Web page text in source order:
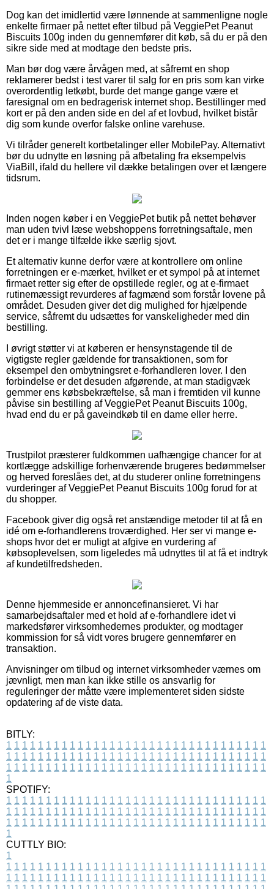
Dog kan det imidlertid være lønnende at sammenligne nogle
enkelte firmaer på nettet efter tilbud på VeggiePet Peanut
Biscuits 100g inden du gennemfører dit køb, så du er på den
sikre side med at modtage den bedste pris.
Man bør dog være årvågen med, at såfremt en shop
reklamerer bedst i test varer til salg for en pris som kan virke
overordentlig letkøbt, burde det mange gange være et
faresignal om en bedragerisk internet shop. Bestillinger med
kort er på den anden side en del af et lovbud, hvilket bistår
dig som kunde overfor falske online varehuse.
Vi tilråder generelt kortbetalinger eller MobilePay. Alternativt
bør du udnytte en løsning på afbetaling fra eksempelvis
ViaBill, ifald du hellere vil dække betalingen over et længere
tidsrum.
Inden nogen køber i en VeggiePet butik på nettet behøver
man uden tvivl læse webshoppens forretningsaftale, men
det er i mange tilfælde ikke særlig sjovt.
Et alternativ kunne derfor være at kontrollere om online
forretningen er e-mærket, hvilket er et sympol på at internet
firmaet retter sig efter de opstillede regler, og at e-firmaet
rutinemæssigt revurderes af fagmænd som forstår lovene på
området. Desuden giver det dig mulighed for hjælpende
service, såfremt du udsættes for vanskeligheder med din
bestilling.
I øvrigt støtter vi at køberen er hensynstagende til de
vigtigste regler gældende for transaktionen, som for
eksempel den ombytningsret e-forhandleren lover. I den
forbindelse er det desuden afgørende, at man stadigvæk
gemmer ens købsbekræftelse, så man i fremtiden vil kunne
påvise sin bestilling af VeggiePet Peanut Biscuits 100g,
hvad end du er på gaveindkøb til en dame eller herre.
Trustpilot præsterer fuldkommen uafhængige chancer for at
kortlægge adskillige forhenværende brugeres bedømmelser
og herved foreslåes det, at du studerer online forretningens
vurderinger af VeggiePet Peanut Biscuits 100g forud for at
du shopper.
Facebook giver dig også ret anstændige metoder til at få en
idé om e-forhandlerens troværdighed. Her ser vi mange e-
shops hvor det er muligt at afgive en vurdering af
købsoplevelsen, som ligeledes må udnyttes til at få et indtryk
af kundetilfredsheden.
Denne hjemmeside er annoncefinansieret. Vi har
samarbejdsaftaler med et hold af e-forhandlere idet vi
markedsfører virksomhedernes produkter, og modtager
kommission for så vidt vores brugere gennemfører en
transaktion.
Anvisninger om tilbud og internet virksomheder værnes om
jævnligt, men man kan ikke stille os ansvarlig for
reguleringer der måtte være implementeret siden sidste
opdatering af de viste data.
BITLY:
1 1 1 1 1 1 1 1 1 1 1 1 1 1 1 1 1 1 1 1 1 1 1 1 1 1 1 1 1 1 1 1 1
1 1 1 1 1 1 1 1 1 1 1 1 1 1 1 1 1 1 1 1 1 1 1 1 1 1 1 1 1 1 1 1 1
1 1 1 1 1 1 1 1 1 1 1 1 1 1 1 1 1 1 1 1 1 1 1 1 1 1 1 1 1 1 1 1 1
1
SPOTIFY:
1 1 1 1 1 1 1 1 1 1 1 1 1 1 1 1 1 1 1 1 1 1 1 1 1 1 1 1 1 1 1 1 1
1 1 1 1 1 1 1 1 1 1 1 1 1 1 1 1 1 1 1 1 1 1 1 1 1 1 1 1 1 1 1 1 1
1 1 1 1 1 1 1 1 1 1 1 1 1 1 1 1 1 1 1 1 1 1 1 1 1 1 1 1 1 1 1 1 1
1
CUTTLY BIO:
1
1 1 1 1 1 1 1 1 1 1 1 1 1 1 1 1 1 1 1 1 1 1 1 1 1 1 1 1 1 1 1 1 1
1 1 1 1 1 1 1 1 1 1 1 1 1 1 1 1 1 1 1 1 1 1 1 1 1 1 1 1 1 1 1 1 1